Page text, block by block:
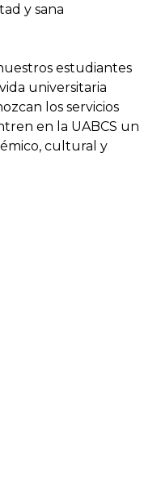
y sana
estudiantes
universitaria
los servicios
en la UABCS un
cultural y